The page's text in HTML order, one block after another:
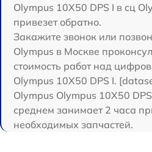
Olympus 10X50 DPS I в сц
привезет обратно.
Закажите звонок или
Olympus в Москве
стоимость работ над
Olympus 10X50 DPS I.
Olympus Olympus 10X50
среднем занимает 2 часа
необходимых запчастей.